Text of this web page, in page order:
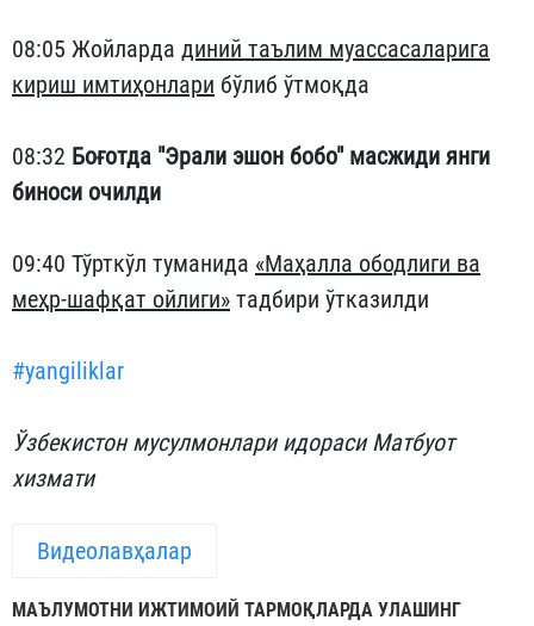
08:05 Жойларда диний таълим муассасаларига
кириш имтиҳонлари бўлиб ўтмоқда
08:32 Боғотда "Эрали эшон бобо" масжиди янги
биноси очилди
09:40 Тўрткўл туманида «Маҳалла ободлиги ва
меҳр-шафқат ойлиги» тадбири ўтказилди
#yangiliklar
Ўзбекистон мусулмонлари идораси Матбуот
хизмати
Видеолавҳалар
МАЪЛУМОТНИ ИЖТИМОИЙ ТАРМОҚЛАРДА УЛАШИНГ